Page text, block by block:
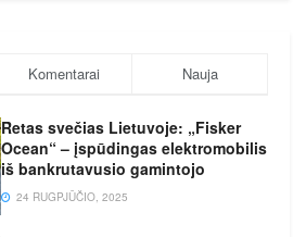
Komentarai Nauja
Retas svečias Lietuvoje: „Fisker
Ocean“ – įspūdingas elektromobilis
iš bankrutavusio gamintojo
24 RUGPJŪČIO, 2025